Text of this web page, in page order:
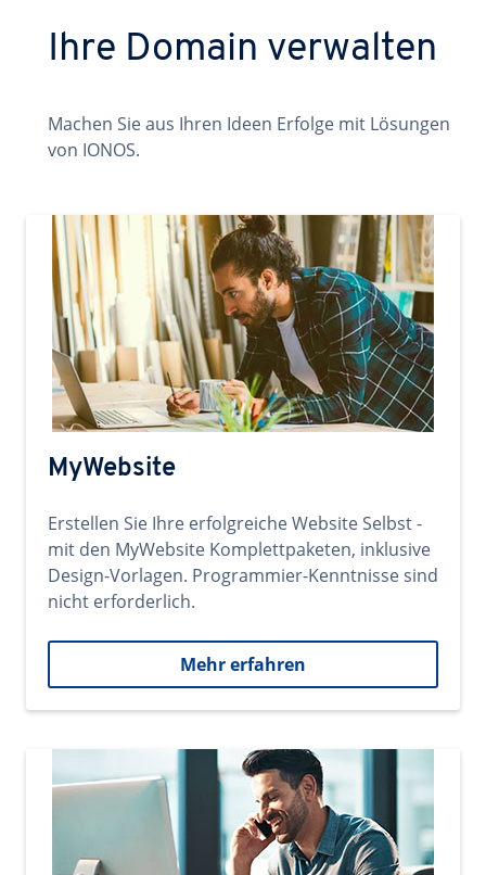
Ihre Domain verwalten
Machen Sie aus Ihren Ideen Erfolge mit Lösungen
von IONOS.
MyWebsite
Erstellen Sie Ihre erfolgreiche Website Selbst -
mit den MyWebsite Komplettpaketen, inklusive
Design-Vorlagen. Programmier-Kenntnisse sind
nicht erforderlich.
Mehr erfahren